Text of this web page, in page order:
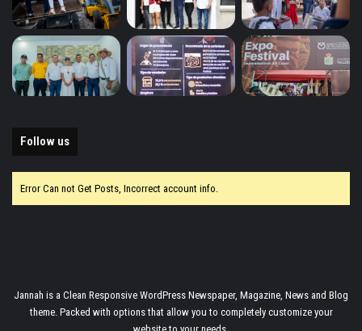
Follow us
Error Can not Get Posts, Incorrect account info.
Jannah is a Clean Responsive WordPress Newspaper, Magazine, News and Blog
theme. Packed with options that allow you to completely customize your